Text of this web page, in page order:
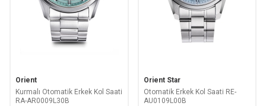
Orient
Kurmalı Otomatik Erkek Kol Saati
RA-AR0009L30B
Orient Star
Otomatik Erkek Kol Saati RE-
AU0109L00B